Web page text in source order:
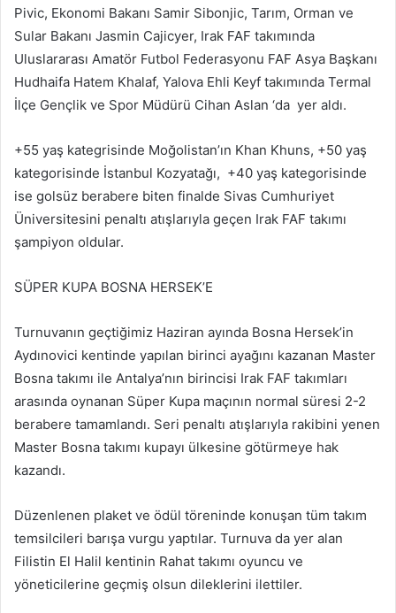
Pivic, Ekonomi Bakanı Samir Sibonjic, Tarım, Orman ve
Sular Bakanı Jasmin Cajicyer, Irak FAF takımında
Uluslararası Amatör Futbol Federasyonu FAF Asya Başkanı
Hudhaifa Hatem Khalaf, Yalova Ehli Keyf takımında Termal
İlçe Gençlik ve Spor Müdürü Cihan Aslan ‘da yer aldı.
+55 yaş kategrisinde Moğolistan’ın Khan Khuns, +50 yaş
kategorisinde İstanbul Kozyatağı, +40 yaş kategorisinde
ise golsüz berabere biten finalde Sivas Cumhuriyet
Üniversitesini penaltı atışlarıyla geçen Irak FAF takımı
şampiyon oldular.
SÜPER KUPA BOSNA HERSEK’E
Turnuvanın geçtiğimiz Haziran ayında Bosna Hersek’in
Aydınovici kentinde yapılan birinci ayağını kazanan Master
Bosna takımı ile Antalya’nın birincisi Irak FAF takımları
arasında oynanan Süper Kupa maçının normal süresi 2-2
berabere tamamlandı. Seri penaltı atışlarıyla rakibini yenen
Master Bosna takımı kupayı ülkesine götürmeye hak
kazandı.
Düzenlenen plaket ve ödül töreninde konuşan tüm takım
temsilcileri barışa vurgu yaptılar. Turnuva da yer alan
Filistin El Halil kentinin Rahat takımı oyuncu ve
yöneticilerine geçmiş olsun dileklerini ilettiler.